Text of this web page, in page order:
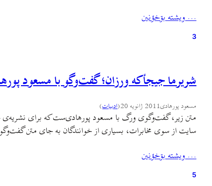
… ويشته بۊخؤنين
3
شریرما جیجأکه ورزان؛ گفت‌وگو با مسعود
مسعود پورهادی2011 ژانویه 20 (ادبيات)
متن زیر، گفت‌وگوی ورگ با مسعود پورهادی‌ست که برای نشریه‌ی
سایت از سوی مخابرات، بسیاری از خوانندگان به جای متن گفت‌وگو
… ويشته بۊخؤنين
5